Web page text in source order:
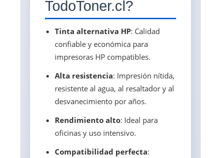
TodoToner.cl?
Tinta alternativa HP: Calidad
confiable y económica para
impresoras HP compatibles.
Alta resistencia: Impresión nítida,
resistente al agua, al resaltador y al
desvanecimiento por años.
Rendimiento alto: Ideal para
oficinas y uso intensivo.
Compatibilidad perfecta: